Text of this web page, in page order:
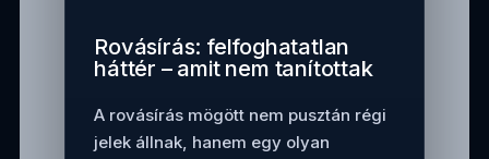
Rovásírás: felfoghatatlan
háttér – amit nem tanítottak
A rovásírás mögött nem pusztán régi
jelek állnak, hanem egy olyan